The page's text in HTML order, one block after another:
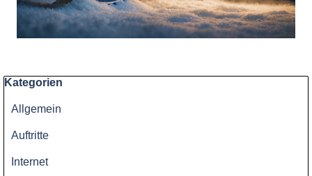
Block überspringen Kategorien
Kategorien
Allgemein
Auftritte
Internet